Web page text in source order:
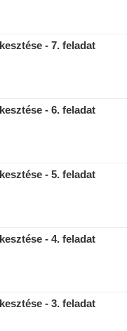
- 7. feladat
- 6. feladat
- 5. feladat
- 4. feladat
- 3. feladat